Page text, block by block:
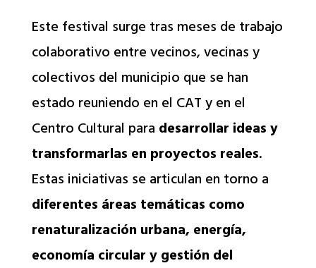
Este festival surge tras meses de trabajo
colaborativo entre vecinos, vecinas y
colectivos del municipio que se han
estado reuniendo en el CAT y en el
Centro Cultural para desarrollar ideas y
transformarlas en proyectos reales.
Estas iniciativas se articulan en torno a
diferentes áreas temáticas como
renaturalización urbana, energía,
economía circular y gestión del